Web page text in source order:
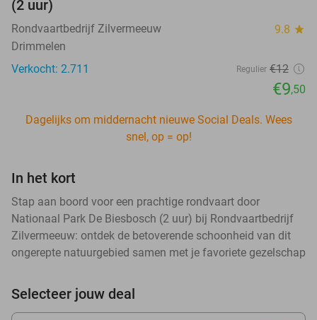
(2 uur)
Rondvaartbedrijf Zilvermeeuw 9.8 star
Drimmelen
Verkocht: 2.711
Regulier €12
€9,50
Dagelijks om middernacht nieuwe Social Deals. Wees
snel, op = op!
In het kort
Stap aan boord voor een prachtige rondvaart door
Nationaal Park De Biesbosch (2 uur) bij Rondvaartbedrijf
Zilvermeeuw: ontdek de betoverende schoonheid van dit
ongerepte natuurgebied samen met je favoriete gezelschap
Selecteer jouw deal